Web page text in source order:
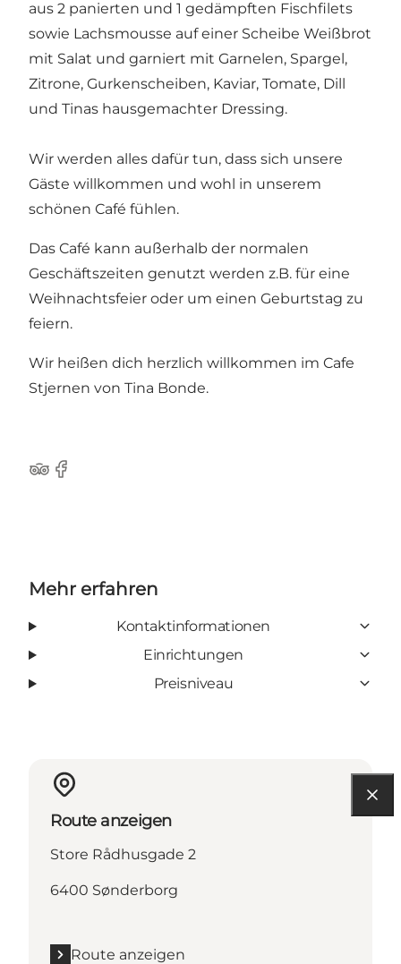
aus 2 panierten und 1 gedämpften Fischfilets
sowie Lachsmousse auf einer Scheibe Weißbrot
mit Salat und garniert mit Garnelen, Spargel,
Zitrone, Gurkenscheiben, Kaviar, Tomate, Dill
und Tinas hausgemachter Dressing.
Wir werden alles dafür tun, dass sich unsere
Gäste willkommen und wohl in unserem
schönen Café fühlen.
Das Café kann außerhalb der normalen
Geschäftszeiten genutzt werden z.B. für eine
Weihnachtsfeier oder um einen Geburtstag zu
feiern.
Wir heißen dich herzlich willkommen im Cafe
Stjernen von Tina Bonde.
Tripadvisor
Facebook
Mehr erfahren
Kontaktinformationen
Einrichtungen
Preisniveau
Route anzeigen
Store Rådhusgade 2
6400 Sønderborg
Route anzeigen